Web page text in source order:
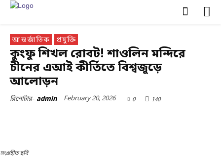
আন্তর্জাতিক প্রযুক্তি
কুংফু শিখল রোবট! শাওলিন মন্দিরে
চীনের এআই কীর্তিতে বিশ্বজুড়ে
আলোড়ন
রিপোর্টার- admin February 20, 2026 0 140
সংগ্রহীত ছবি